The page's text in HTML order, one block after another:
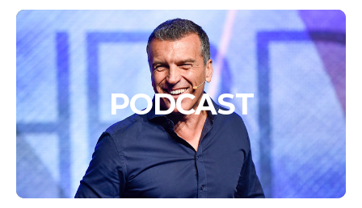
PODCAST